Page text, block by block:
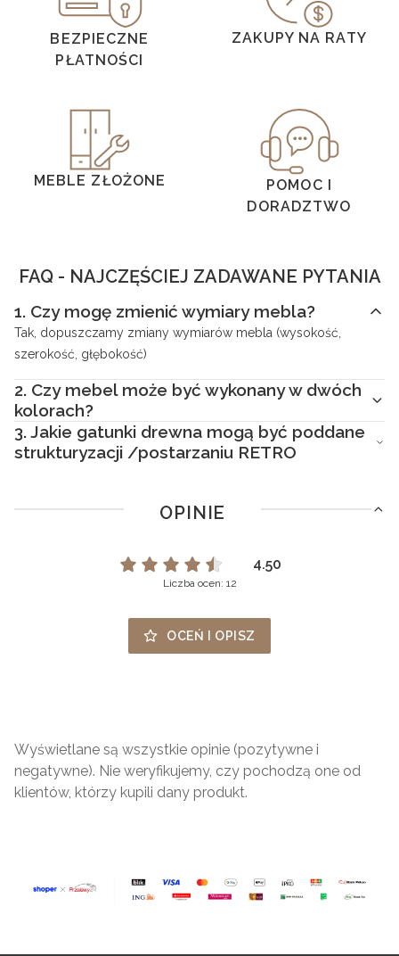
BEZPIECZNE
PŁATNOŚCI
ZAKUPY NA RATY
MEBLE ZŁOŻONE
POMOC I
DORADZTWO
FAQ - NAJCZĘŚCIEJ ZADAWANE PYTANIA
1. Czy mogę zmienić wymiary mebla?
Tak, dopuszczamy zmiany wymiarów mebla (wysokość,
szerokość, głębokość)
2. Czy mebel może być wykonany w dwóch
kolorach?
3.Jakie gatunki drewna mogą być poddane
strukturyzacji /postarzaniu RETRO
OPINIE
4.50
Liczba ocen: 12
OCEŃ I OPISZ
Wyświetlane są wszystkie opinie (pozytywne i
negatywne). Nie weryfikujemy, czy pochodzą one od
klientów, którzy kupili dany produkt.